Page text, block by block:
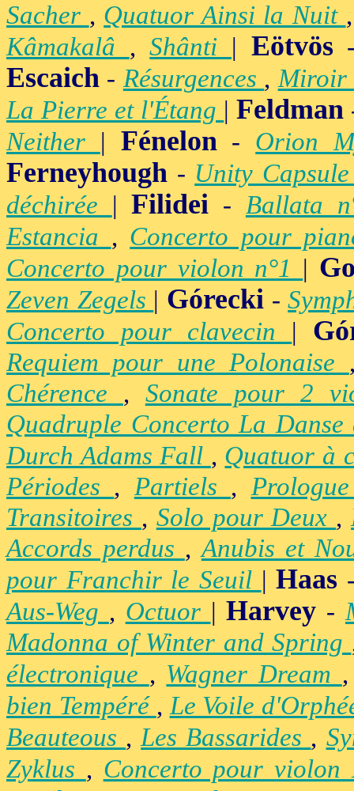
Sacher , Quatuor Ainsi la Nuit
Kâmakalâ ,Shânti | Eötvös
Escaich - Résurgences ,Miroir
La Pierre et l'Étang |Feldman
Neither | Fénelon- Orion
Ferneyhough - Unity
déchirée |Filidei - Ballata
Estancia , Concerto pour
Concerto pour violon n°1 |
Zeven Zegels | Górecki-
Concerto pour clavecin |
Requiem pour une Polonaise
Chérence , Sonate pour 2
Quadruple Concerto La
Durch Adams Fall , Quatuor à
Périodes , Partiels ,
Transitoires , Solo pour Deux ,
Accords perdus ,Anubis et
pour Franchir le Seuil |Haas
Aus-Weg , Octuor |Harvey -
Madonna of Winter and Spring
électronique , Wagner Dream
bien Tempéré ,Le Voile
Beauteous ,Les Bassarides ,
Zyklus , Concerto pour